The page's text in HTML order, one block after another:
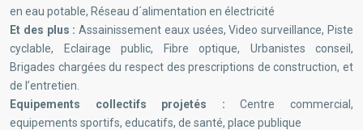
en eau potable, Réseau d´alimentation en électricité
Et des plus : Assainissement eaux usées, Video surveillance, Piste
cyclable, Eclairage public, Fibre optique, Urbanistes conseil,
Brigades chargées du respect des prescriptions de construction, et
de l’entretien.
Equipements collectifs projetés : Centre commercial,
equipements sportifs, educatifs, de santé, place publique